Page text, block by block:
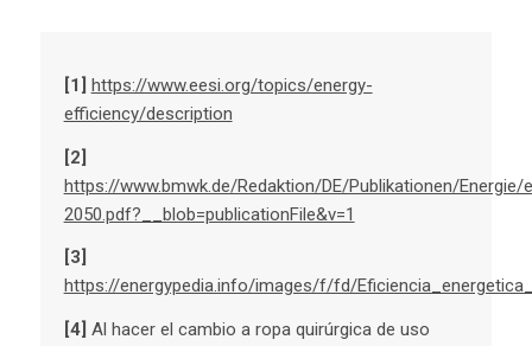
[1] https://www.eesi.org/topics/energy-
efficiency/description
[2]
https://www.bmwk.de/Redaktion/DE/Publikationen/
2050.pdf?__blob=publicationFile&v=1
[3]
https://energypedia.info/images/f/fd/
[4] Al hacer el cambio a ropa quirúrgica de uso